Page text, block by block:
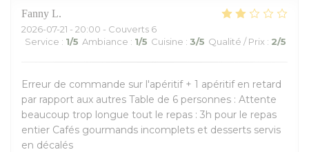
Fanny L
2026-07-21 - 20:00 - Couverts 6
Service : 1/5 Ambiance : 1/5 Cuisine : 3/5 Qualité / Prix : 2/5
Erreur de commande sur l'apéritif + 1 apéritif en retard
par rapport aux autres Table de 6 personnes : Attente
beaucoup trop longue tout le repas : 3h pour le repas
entier Cafés gourmands incomplets et desserts servis
en décalés